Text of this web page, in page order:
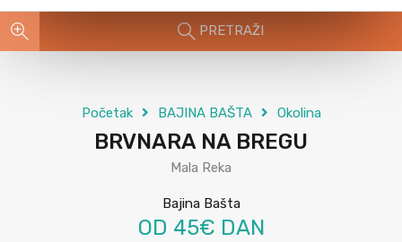
PRETRAŽI
Početak BAJINA BAŠTA Okolina
BRVNARA NA BREGU
Mala Reka
Bajina Bašta
OD 45€ DAN